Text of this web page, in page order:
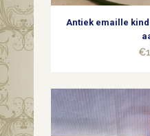
Antiek emaille
€